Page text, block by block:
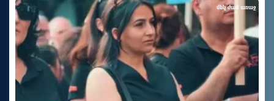
մեկ ժամ առաջ